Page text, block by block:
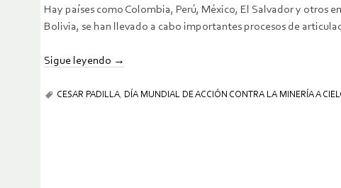
Hay países como Colombia, Perú, México, El Salvador y otros
Bolivia, se han llevado a cabo importantes procesos de
Sigue leyendo →
CESAR PADILLA, DÍA MUNDIAL DE ACCIÓN CONTRA LA MINERÍA A